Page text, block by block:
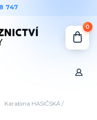
747
0
Karabina HASIČSKÁ /